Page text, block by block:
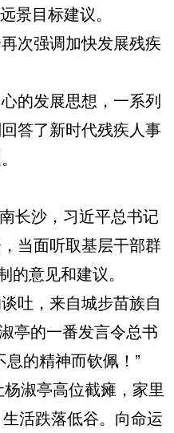
景目标建议。
强调加快发展残疾
发展思想，一系列
答了新时代残疾人事
沙，习近平总书记
当面听取基层干部群
的意见和建议。
，来自城步苗族自
亭的一番发言令总书
的精神而钦佩！”
淑亭高位截瘫，家里
活跌落低谷。向命运